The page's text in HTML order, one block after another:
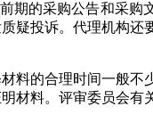
期的采购公告和采购
疑投诉。代理机构还
料的合理时间一般不
材料。评审委员会有